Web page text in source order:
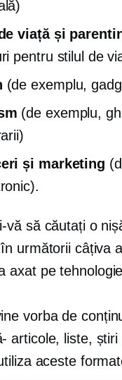
viață și
pentru stilul de
(de exemplu,
(de exemplu,
și marketing
vă să căutați o
următorii câțiva
axat pe tehnologie
vorba de
articole, liste,
aceste